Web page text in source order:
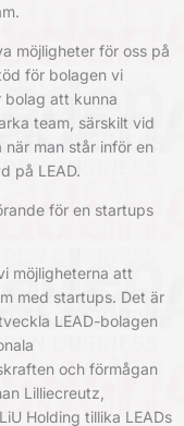
möjligheter för oss på
för bolagen vi
att kunna
team, särskilt vid
man står inför en
på LEAD.
för en startups
möjligheterna att
med startups. Det är
LEAD-bolagen
och förmågan
Lilliecreutz,
Holding tillika LEADs